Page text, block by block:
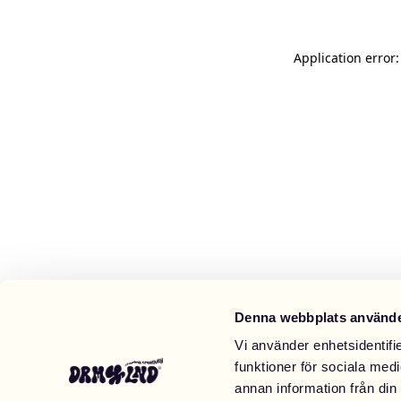
Denna webbplats
Vi använder
funktioner för sociala
annan information från
Application